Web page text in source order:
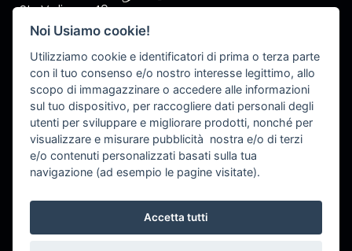
Str. Valiares 40
I-39030 S.Vigilio di Marebbe
Tel. +39 0474 50 10 28
Fax +39 0474 50 13 81
P.IVA 00576540215
info@olympiahotel.it
Cookie Settings
Noi Usiamo cookie!
Utilizziamo cookie e identificatori di prima o terza parte
con il tuo consenso e/o nostro interesse legittimo, allo
scopo di immagazzinare o accedere alle informazioni
sul tuo dispositivo, per raccogliere dati personali degli
utenti per sviluppare e migliorare prodotti, nonché per
visualizzare e misurare pubblicità nostra e/o di terzi
e/o contenuti personalizzati basati sulla tua
navigazione (ad esempio le pagine visitate).
Accetta tutti